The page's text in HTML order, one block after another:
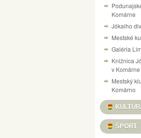
NÁVŠTEVNÝ
VÝSTAVA
VILLA
PONUKA
DOM
VÝSTAVA
INFORMAČNÝ
Komárne
Jókaiho
Mestské
Galéria
Knižnica
v Komárne
Mestský
Komárno
ŠPORT